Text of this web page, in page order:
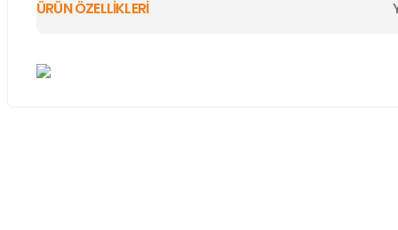
ÜRÜN ÖZELLİKLERİ